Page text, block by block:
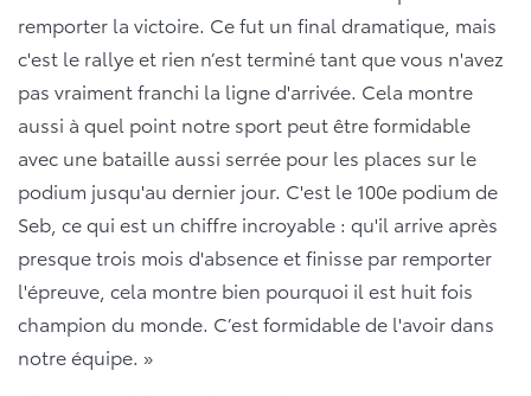
remporter la victoire. Ce fut un final dramatique, mais
c'est le rallye et rien n’est terminé tant que vous n'avez
pas vraiment franchi la ligne d'arrivée. Cela montre
aussi à quel point notre sport peut être formidable
avec une bataille aussi serrée pour les places sur le
podium jusqu'au dernier jour. C'est le 100e podium de
Seb, ce qui est un chiffre incroyable : qu'il arrive après
presque trois mois d'absence et finisse par remporter
l'épreuve, cela montre bien pourquoi il est huit fois
champion du monde. C’est formidable de l'avoir dans
notre équipe. »